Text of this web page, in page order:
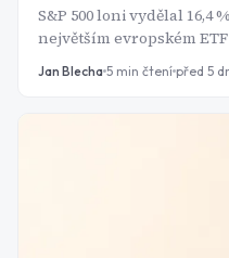
S&P 500 loni vydělal 16,4
největším evropském
zhruba na nule. Mezi
Jan Blecha 5 min čtení před 5